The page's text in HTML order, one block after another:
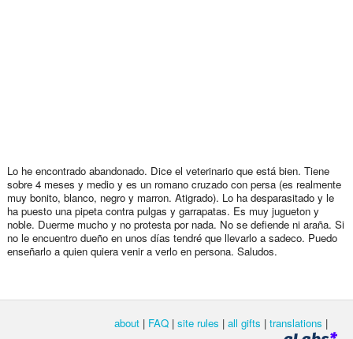
Lo he encontrado abandonado. Dice el veterinario que está bien. Tiene
sobre 4 meses y medio y es un romano cruzado con persa (es realmente
muy bonito, blanco, negro y marron. Atigrado). Lo ha desparasitado y le
ha puesto una pipeta contra pulgas y garrapatas. Es muy jugueton y
noble. Duerme mucho y no protesta por nada. No se defiende ni araña. Si
no le encuentro dueño en unos días tendré que llevarlo a sadeco. Puedo
enseñarlo a quien quiera venir a verlo en persona. Saludos.
about | FAQ | site rules | all gifts | translations |